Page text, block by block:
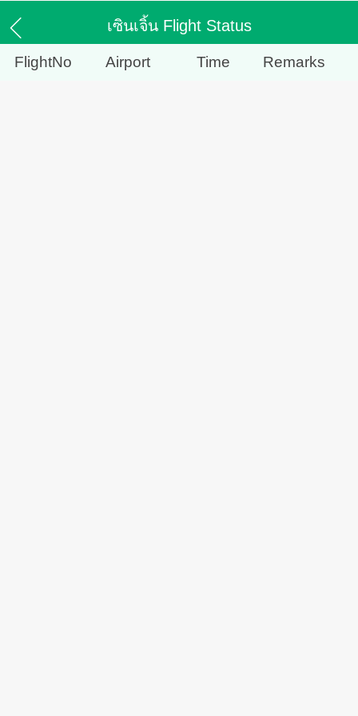
เซินเจิ้น Flight Status
FlightNo Airport Time Remarks